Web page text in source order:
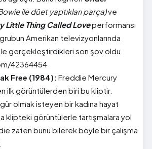
ile düet yaptıkları parça)ve
Little Thing Called Loveperformansı
Amerikan televizyonlarında
gerçekleştirdikleri son şov oldu.
42364454
Free (1984): Freddie Mercury
ilk görüntülerden biri bu kliptir.
olmak isteyen bir kadına hayat
klipteki görüntülerle tartışmalara yol
zaten bunu bilerek böyle bir çalışma